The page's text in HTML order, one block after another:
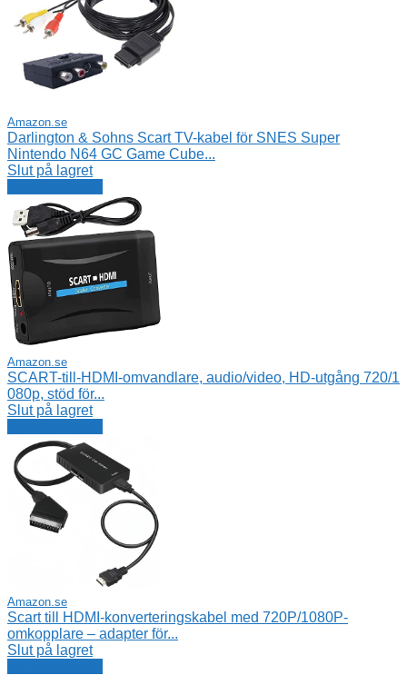
Amazon.se
Darlington & Sohns Scart TV-kabel för SNES Super
Nintendo N64 GC Game Cube...
Slut på lagret
Amazon.se
SCART-till-HDMI-omvandlare, audio/video, HD-utgång 720/1
080p, stöd för...
Slut på lagret
Amazon.se
Scart till HDMI-konverteringskabel med 720P/1080P-
omkopplare – adapter för...
Slut på lagret